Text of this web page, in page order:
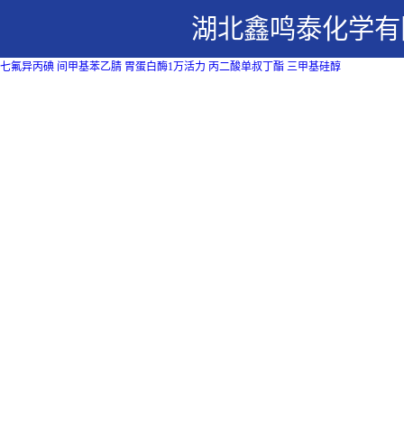
湖北鑫鸣泰化学
七氟异丙碘 间甲基苯乙腈 胃蛋白酶1万活力 丙二酸单叔丁酯 三甲基硅醇